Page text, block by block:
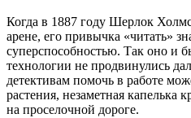
Когда в 1887 году Шерлок
арене, его привычка «читать»
суперспособностью. Так оно и
технологии не продвинулись
детективам помочь в работе
растения, незаметная капелька
на проселочной дороге.